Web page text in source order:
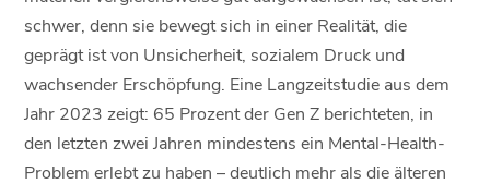
schwer, denn sie bewegt sich in einer Realität, die
geprägt ist von Unsicherheit, sozialem Druck und
wachsender Erschöpfung. Eine Langzeitstudie aus dem
Jahr 2023 zeigt: 65 Prozent der Gen Z berichteten, in
den letzten zwei Jahren mindestens ein Mental-Health-
Problem erlebt zu haben – deutlich mehr als die älteren